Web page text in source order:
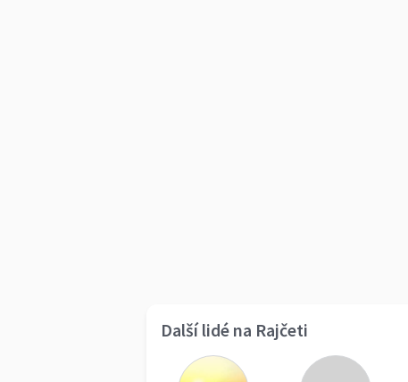
Další lidé na Rajčeti